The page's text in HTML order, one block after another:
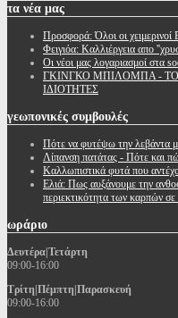
τα νέα μας
Προσφορά: Όλοι οι
Φειγιόα: Καλλιέργεια απο
Oι νέοι μας λογαριασμοί στα
ΓΚΙΝΓΚΟ ΜΠΙΛΟΜΠΑ - ΤΟ
ΙΔΙΟΤΗΤΕΣ
γεωπονικές συμβουλές
Πότε να φυτέψω την λεβάντα
Λίπανση πατάτας - Πότε και
Καλλωπιστικά φυτά που
Ελιά: Πως αυξάνουμε την
περιεκτικότητα των καρπών σε
ωράριο
Δευτέρα|Τετάρτη
09:00-16:00
Τρίτη|Πέμπτη|Παρασκευή
09:00-16:00